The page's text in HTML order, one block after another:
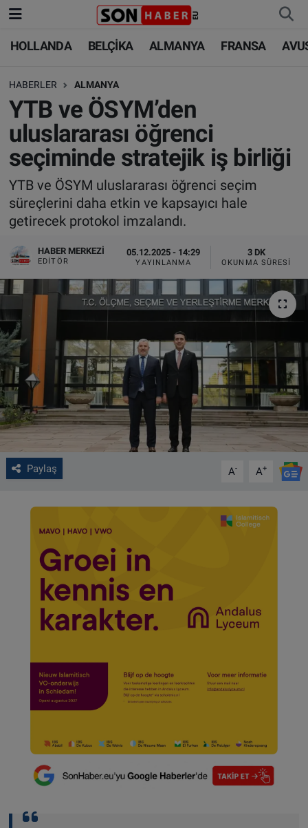
HOLLANDA BELÇİKA ALMANYA FRANSA
HABERLER ALMANYA
YTB ve ÖSYM’den
uluslararası öğrenci
seçiminde stratejik iş birliği
YTB ve ÖSYM uluslararası öğrenci seçim
süreçlerini daha etkin ve kapsayıcı hale
getirecek protokol imzalandı.
HABER MERKEZI
EDITÖR
05.12.2025 - 14:29
YAYINLANMA
3 DK
OKUNMA SÜRESI
Paylaş A- A+
HOLLANDA
BELÇİKA
ALMANYA
FRANSA
AVUSTURYA
SAĞLIK - YAŞAM
BİLİM-TEKNOLOJİ
HOLLANDA
BELÇİKA
ALMANYA
TÜRKİYE
DÜNYA
BİLİM-TEKNOLOJİ
SAĞLIK
FOTO GALERİ
VIDEO GALERİ
ALGEMENE VOORWAARDEN
CONTACT
Çerez Politikası
Nöbetçi Eczaneler
Hava Durumu
Trafik Durumu
Süper Lig Puan Durumu ve Fikstür
Tüm Manşetler
Son Dakika Haberleri
Haber Arşivi